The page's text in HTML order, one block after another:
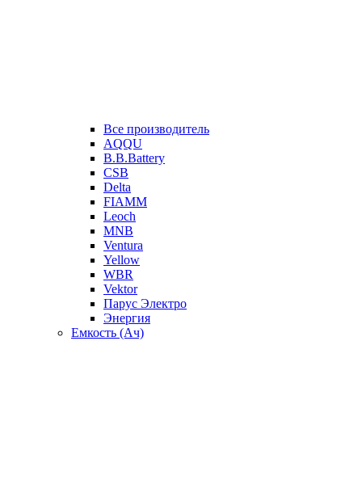
Все производитель
AQQU
B.B.Battery
CSB
Delta
FIAMM
Leoch
MNB
Ventura
Yellow
WBR
Vektor
Парус Электро
Энергия
Емкость (Ач)